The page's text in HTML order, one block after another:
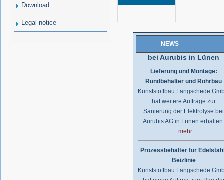
Download
Legal notice
NEWS
Sanierung der
bei Aurubis in Lünen
Rundbehälter und Rohrbau
Kunststoffbau Langschede
hat weitere Aufträge zur
Sanierung der Elektrolyse bei
Aurubis AG in Lünen
..mehr
Beizlinie
Kunststoffbau Langschede
hat einen Auftrag zum Bau